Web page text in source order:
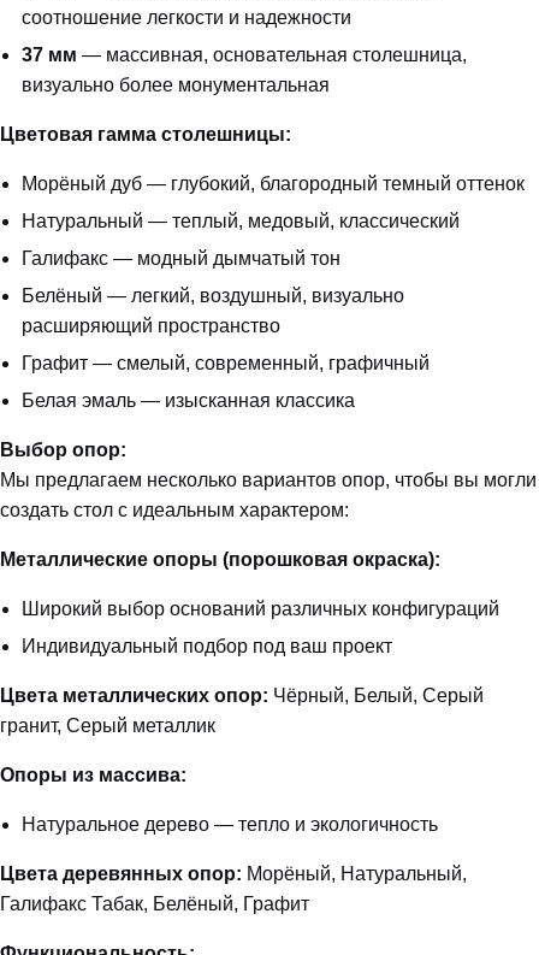
соотношение легкости и надежности
37 мм — массивная, основательная столешница,
визуально более монументальная
Цветовая гамма столешницы:
Морёный дуб — глубокий, благородный темный оттенок
Натуральный — теплый, медовый, классический
Галифакс — модный дымчатый тон
Белёный — легкий, воздушный, визуально
расширяющий пространство
Графит — смелый, современный, графичный
Белая эмаль — изысканная классика
Выбор опор:
Мы предлагаем несколько вариантов опор, чтобы вы могли
создать стол с идеальным характером:
Металлические опоры (порошковая окраска):
Широкий выбор оснований различных конфигураций
Индивидуальный подбор под ваш проект
Цвета металлических опор: Чёрный, Белый, Серый
гранит, Серый металлик
Опоры из массива:
Натуральное дерево — тепло и экологичность
Цвета деревянных опор: Морёный, Натуральный,
Галифакс Табак, Белёный, Графит